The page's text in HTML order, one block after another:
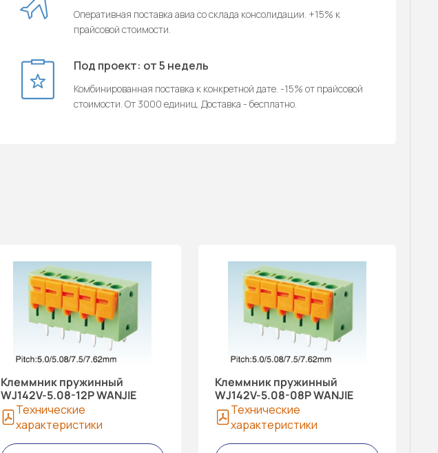
Оперативная поставка авиа со склада консолидации. +15% к
прайсовой стоимости.
Под проект: от 5 недель
Комбинированная поставка к конкретной дате. -15% от прайсовой
стоимости. От 3000 единиц. Доставка - бесплатно.
Клеммник пружинный
WJ142V-5.08-12P WANJIE
Технические
характеристики
Клеммник пружинный
WJ142V-5.08-08P WANJIE
Технические
характеристики